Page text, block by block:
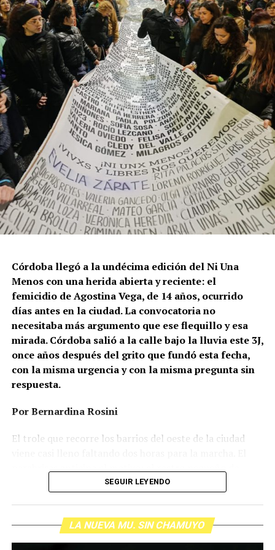
resisten otra avanzada sobre un territorio en disputa.
Por Francisco Pandolfi
Gonzalo Giles, pensador y
comunicador «disca»: Error en el
Ganar la vida: La historia de (no)
Su hijo Ciro tenía 120 veces más agrotóxicos que lo
donde se encontraron pesticidas hasta en el agua de red.
Bajo amenazas de muerte Sabrina inició una denuncia
Córdoba llegó a la undécima edición del Ni Una
Menos con una herida abierta y reciente: el
femicidio de Agostina Vega, de 14 años, ocurrido
días antes en la ciudad. La convocatoria no
necesitaba más argumento que ese flequillo y esa
mirada. Córdoba salió a la calle bajo la lluvia este 3J,
once años después del grito que fundó esta fecha,
con la misma urgencia y con la misma pregunta sin
respuesta.
Por Bernardina Rosini
El trole que recorre los barrios del oeste de la ciudad
Agostina Vega, 14 años. Era fácil intuir que será una
marcha que desbordará una ciudad que expresa
atiende a su gente. Los que ocupan los sillones más
mullidos de las oficinas del poder local sobrevuelan las
SEGUIR LEYENDO
LA NUEVA MU. SIN CHAMUYO